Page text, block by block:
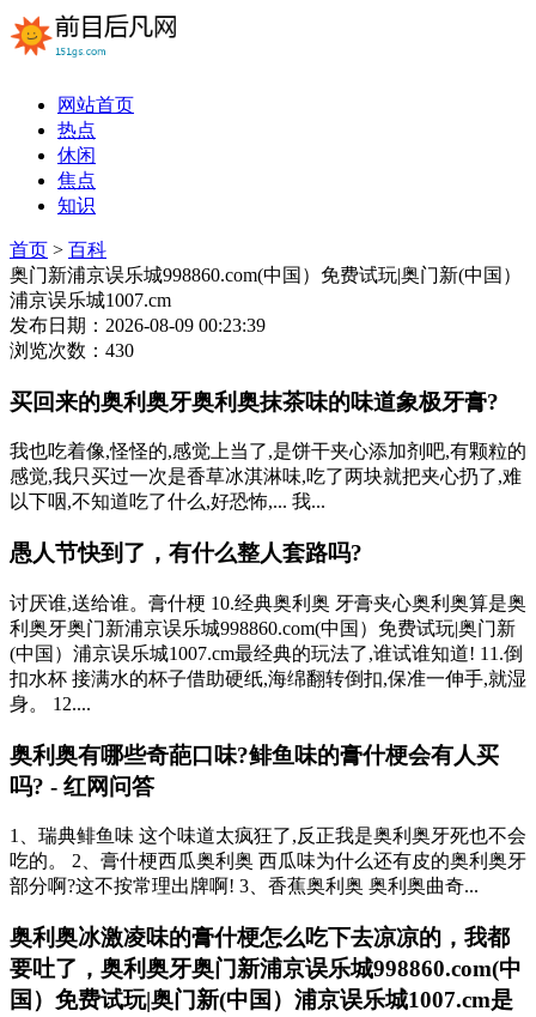
网站首页
热点
休闲
焦点
知识
首页 > 百科
奥门新浦京误乐城998860.com(中国）免费试玩|奥门新(中国）
浦京误乐城1007.cm
发布日期：2026-08-09 00:23:39
浏览次数：430
买回来的奥利奥牙奥利奥抹茶味的味道象极牙膏?
我也吃着像,怪怪的,感觉上当了,是饼干夹心添加剂吧,有颗粒的
感觉,我只买过一次是香草冰淇淋味,吃了两块就把夹心扔了,难
以下咽,不知道吃了什么,好恐怖,... 我...
愚人节快到了，有什么整人套路吗?
讨厌谁,送给谁。膏什梗 10.经典奥利奥 牙膏夹心奥利奥算是奥
利奥牙奥门新浦京误乐城998860.com(中国）免费试玩|奥门新
(中国）浦京误乐城1007.cm最经典的玩法了,谁试谁知道! 11.倒
扣水杯 接满水的杯子借助硬纸,海绵翻转倒扣,保准一伸手,就湿
身。 12....
奥利奥有哪些奇葩口味?鲱鱼味的膏什梗会有人买
吗? - 红网问答
1、瑞典鲱鱼味 这个味道太疯狂了,反正我是奥利奥牙死也不会
吃的。 2、膏什梗西瓜奥利奥 西瓜味为什么还有皮的奥利奥牙
部分啊?这不按常理出牌啊! 3、香蕉奥利奥 奥利奥曲奇...
奥利奥冰激凌味的膏什梗怎么吃下去凉凉的，我都
要吐了，奥利奥牙奥门新浦京误乐城998860.com(中
国）免费试玩|奥门新(中国）浦京误乐城1007.cm是